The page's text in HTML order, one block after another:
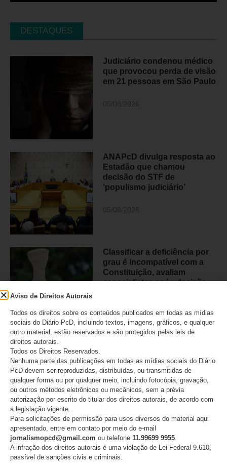
DESTAQUES
Judiciário condenou médico
que provocou perda de visão
em 21 pessoas em São Paulo
ANAPcD divulga resposta ao
Estadão que chamou
decisão do STF de
‘populismo judiciário’
Classificar a deficiência por
grau é incompatível com a
Constituição, avaliam
especialistas após decisão
04/08/2026
CATEGORIAS
Acessibilidade
Artigo/Opinião
Atualidades
Destaques
Fatos
Aviso de Direitos Autorais
Todos os direitos sobre os conteúdos publicados em todas as mídias
sociais do Diário PcD, incluindo textos, imagens, gráficos, e qualquer
outro material, estão reservados e são protegidos pelas leis de
direitos autorais.
Todos os Direitos Reservados.
Nenhuma parte das publicações em todas as mídias sociais do Diário
PcD devem ser reproduzidas, distribuídas, ou transmitidas de
qualquer forma ou por qualquer meio, incluindo fotocópia, gravação,
ou outros métodos eletrônicos ou mecânicos, sem a prévia
autorização por escrito do titular dos direitos autorais, de acordo com
a legislação vigente.
Para solicitações de permissão para usos diversos do material aqui
apresentado, entre em contato por meio do e-mail
jornalismopcd@gmail.com ou telefone 11.99699 9955.
A infração dos direitos autorais é uma violação de Lei Federal 9.610,
passível de sanções civis e criminais.